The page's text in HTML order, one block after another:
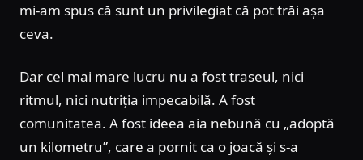
mi-am spus că sunt un privilegiat că pot trăi așa
ceva.
Dar cel mai mare lucru nu a fost traseul, nici
ritmul, nici nutriția impecabilă. A fost
comunitatea. A fost ideea aia nebună cu „adoptă
un kilometru”, care a pornit ca o joacă și s-a